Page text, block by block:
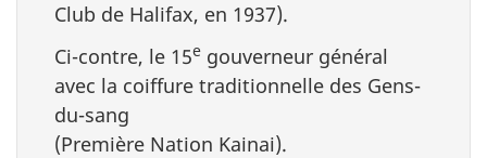
Club de Halifax, en 1937).
Ci-contre, le 15e gouverneur général
avec la coiffure traditionnelle des Gens-
du-sang
(Première Nation Kainai).